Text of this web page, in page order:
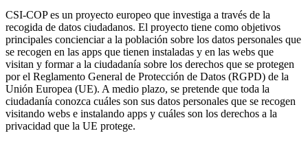
CSI-COP es un proyecto europeo que investiga a través de la
recogida de datos ciudadanos. El proyecto tiene como objetivos
principales concienciar a la población sobre los datos personales que
se recogen en las apps que tienen instaladas y en las webs que
visitan y formar a la ciudadanía sobre los derechos que se protegen
por el Reglamento General de Protección de Datos (RGPD) de la
Unión Europea (UE). A medio plazo, se pretende que toda la
ciudadanía conozca cuáles son sus datos personales que se recogen
visitando webs e instalando apps y cuáles son los derechos a la
privacidad que la UE protege.